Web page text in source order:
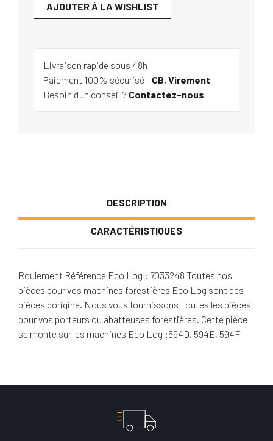
AJOUTER À LA WISHLIST
Livraison rapide sous 48h
Paiement 100% sécurisé - CB, Virement
Besoin d'un conseil ? Contactez-nous
DESCRIPTION
CARACTÉRISTIQUES
Roulement Référence Eco Log : 7033248 Toutes nos
pièces pour vos machines forestières Eco Log sont des
pièces d'origine. Nous vous fournissons Toutes les pièces
pour vos porteurs ou abatteuses forestières. Cette pièce
se monte sur les machines Eco Log :594D, 594E, 594F